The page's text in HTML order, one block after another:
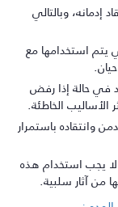
وبالتالي
استخدامها مع
حالة إذا رفض
الخاطئة.
باستمرار
يجب استخدام هذه
آثار سلبية.